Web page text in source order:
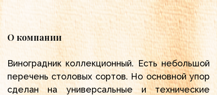
О компании
Виноградник коллекционный. Есть небольшой
перечень столовых сортов. Но основной упор
сделан на универсальные и технические